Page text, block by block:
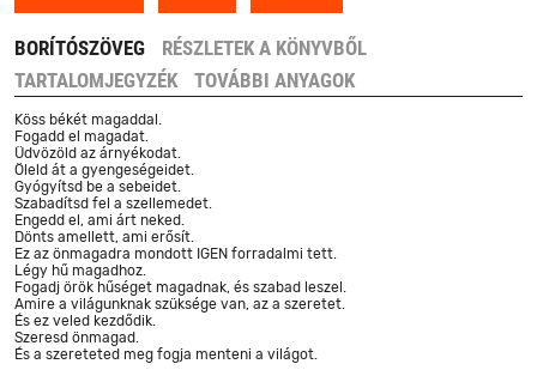
BORÍTÓSZÖVEG
RÉSZLETEK A KÖNYVBŐL
TARTALOMJEGYZÉK
TOVÁBBI ANYAGOK
Köss békét magaddal.
Fogadd el magadat.
Üdvözöld az árnyékodat.
Öleld át a gyengeségeidet.
Gyógyítsd be a sebeidet.
Szabadítsd fel a szellemedet.
Engedd el, ami árt neked.
Dönts amellett, ami erősít.
Ez az önmagadra mondott IGEN forradalmi tett.
Légy hű magadhoz.
Fogadj örök hűséget magadnak, és szabad leszel.
Amire a világunknak szüksége van, az a szeretet.
És ez veled kezdődik.
Szeresd önmagad.
És a szereteted meg fogja menteni a világot.